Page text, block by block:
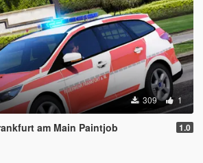
309 1
am Main Paintjob 1.0